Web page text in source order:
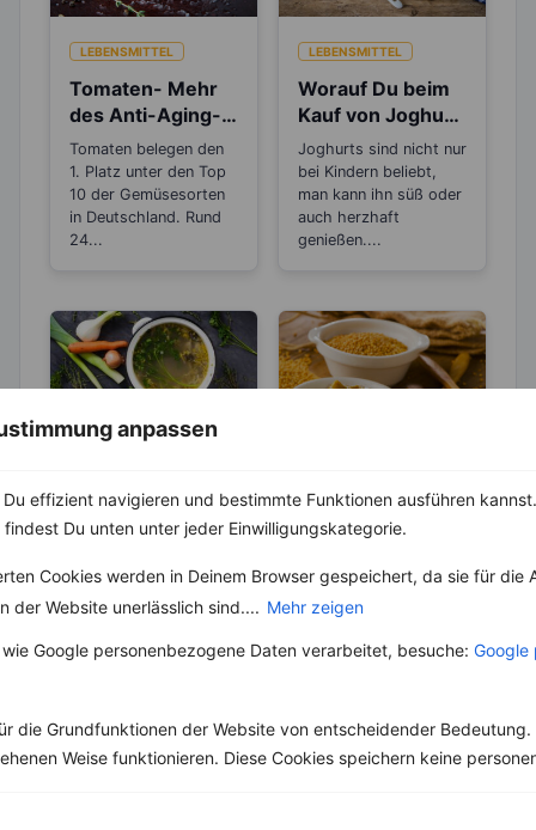
anpassen
effizient navigieren und bestimmte Funktionen ausführen
Du unten unter jeder Einwilligungskategorie.
Cookies werden in Deinem Browser gespeichert, da sie für die
der Website unerlässlich sind.... Mehr zeigen
Google personenbezogene Daten verarbeitet, besuche: Google
die Grundfunktionen der Website von entscheidender Bedeutung.
Weise funktionieren. Diese Cookies speichern keine
LEBENSMITTEL
Tomaten- Mehr
des Anti-Aging-
Stoffs Lycopin
durchs
Einkochen?
Tomaten belegen den
1. Platz unter den Top
10 der Gemüsesorten
in Deutschland. Rund
24...
LEBENSMITTEL
Worauf Du beim
Kauf von Joghurt
achten solltest
Joghurts sind nicht nur
bei Kindern beliebt,
man kann ihn süß oder
auch herzhaft
genießen....
Kennst du die
Unterschiede
Fond und
Bouillon?
Die Geschichte der
Brühe reicht bis in die
Antike zurück, wo sie
Kulturen...
Senf – Wirkt
antibakteriell,
mend und
Blutdruck
Bereits die Griechen
benutzten Senf im 4.
Jahrhundert vor
Später wurde er...